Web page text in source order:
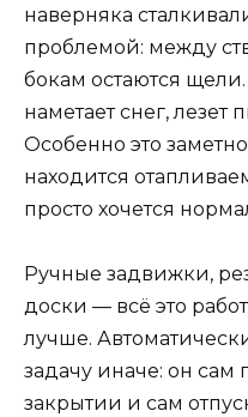
наверняка
проблемой: между
бокам остаются
наметает снег,
Особенно это
находится
просто хочется
Ручные задвижки,
доски — всё это
лучше.
задачу иначе: он сам
закрытии и сам